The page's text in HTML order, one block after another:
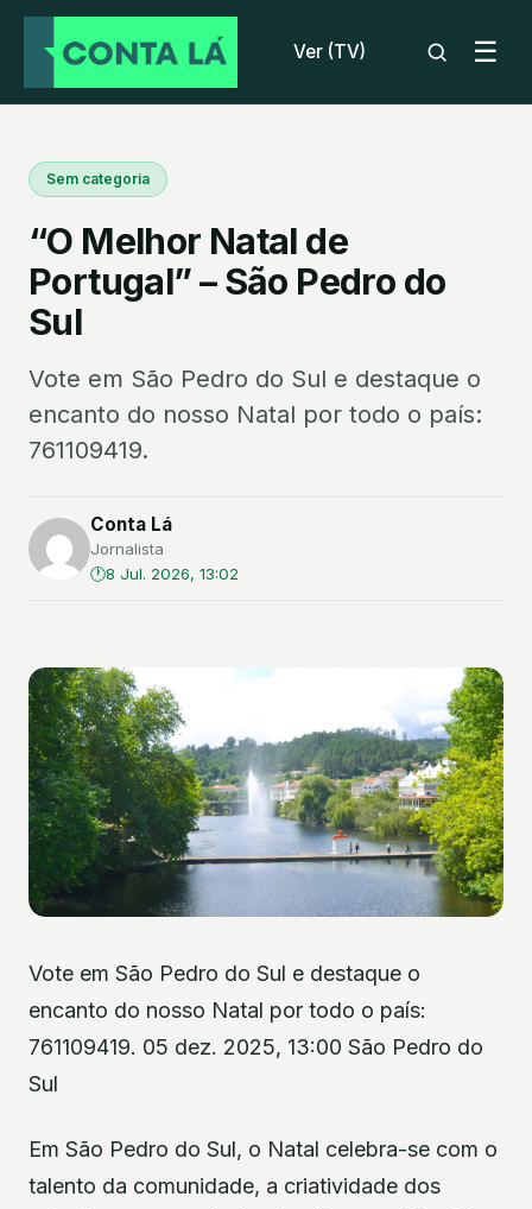
Ver (TV) ☰
Sem categoria
“O Melhor Natal de
Portugal” – São Pedro do
Sul
Vote em São Pedro do Sul e destaque o
encanto do nosso Natal por todo o país:
761109419.
Conta Lá
Jornalista
8 Jul. 2026, 13:02
Vote em São Pedro do Sul e destaque o
encanto do nosso Natal por todo o país:
761109419. 05 dez. 2025, 13:00 São Pedro do
Sul
Em São Pedro do Sul, o Natal celebra-se com o
talento da comunidade, a criatividade dos